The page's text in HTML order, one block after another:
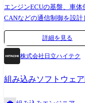
エンジンECUの基盤、車体
CANなどの通信制御を設計し開発・構
ン制御、およびセンサーや
ネント設計、コントロー
礎、基盤となる制御の設計
のシステム設計 <入社後の担当領域> 新車開発プロジェクトにて車両/エ
ンジン/システムの使われ
コントロールする。 制御
詳細を見る
株式会社日立ハイテク
組み込みソフトウェ